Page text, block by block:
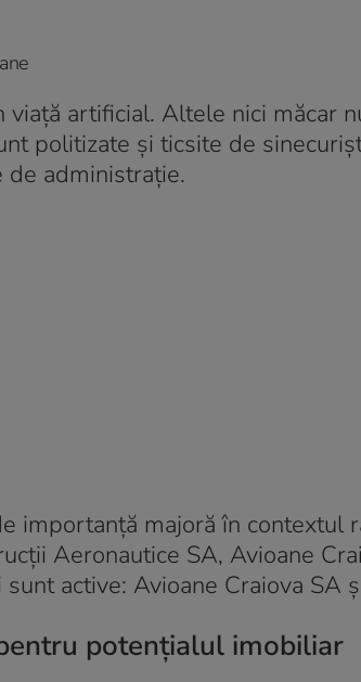
artificial. Altele nici măcar
politizate și ticsite de
administrație.
importanță majoră în contextul
Aeronautice SA, Avioane
active: Avioane Craiova SA
potențialul imobiliar